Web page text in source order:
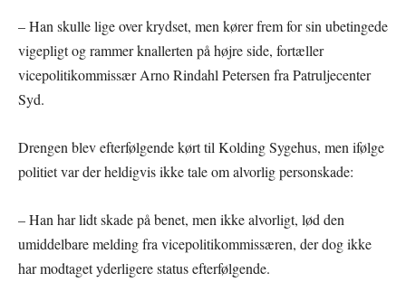
– Han skulle lige over krydset, men kører frem for sin ubetingede
vigepligt og rammer knallerten på højre side, fortæller
vicepolitikommissær Arno Rindahl Petersen fra Patruljecenter
Syd.
Drengen blev efterfølgende kørt til Kolding Sygehus, men ifølge
politiet var der heldigvis ikke tale om alvorlig personskade:
– Han har lidt skade på benet, men ikke alvorligt, lød den
umiddelbare melding fra vicepolitikommissæren, der dog ikke
har modtaget yderligere status efterfølgende.